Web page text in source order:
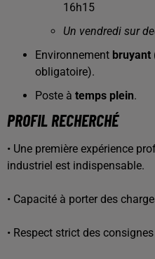
16h15
Un vendredi sur
Environnement bruyant
obligatoire).
Poste à temps plein.
PROFIL RECHERCHÉ
• Une première expérience
industriel est indispensable.
• Capacité à porter des
• Respect strict des